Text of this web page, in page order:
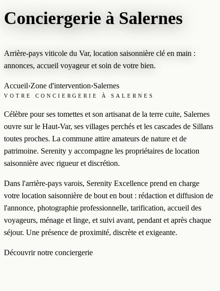
Conciergerie à Salernes
Arrière-pays viticole du Var, location saisonnière clé en main :
annonces, accueil voyageur et soin de votre bien.
Accueil›Zone d'intervention›Salernes
VOTRE CONCIERGERIE À SALERNES
Célèbre pour ses tomettes et son artisanat de la terre cuite, Salernes
ouvre sur le Haut-Var, ses villages perchés et les cascades de Sillans
toutes proches. La commune attire amateurs de nature et de
patrimoine. Serenity y accompagne les propriétaires de location
saisonnière avec rigueur et discrétion.
Dans l'arrière-pays varois, Serenity Excellence prend en charge
votre location saisonnière de bout en bout : rédaction et diffusion de
l'annonce, photographie professionnelle, tarification, accueil des
voyageurs, ménage et linge, et suivi avant, pendant et après chaque
séjour. Une présence de proximité, discrète et exigeante.
Découvrir notre conciergerie